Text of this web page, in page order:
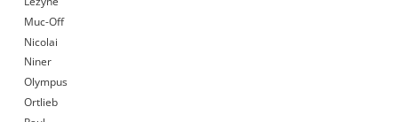
Muc-Off
Nicolai
Niner
Olympus
Ortlieb